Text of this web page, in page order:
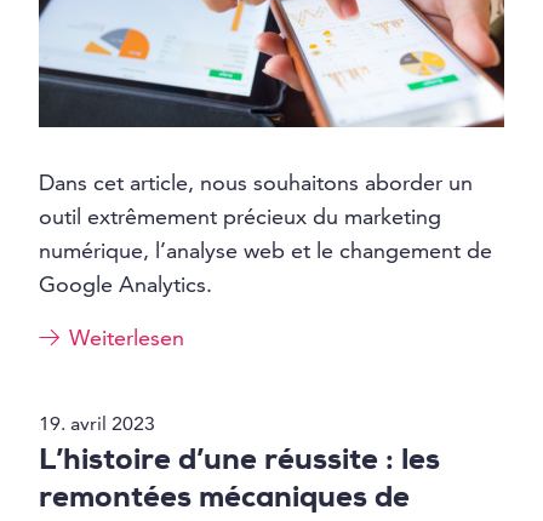
Dans cet article, nous souhaitons aborder un
outil extrêmement précieux du marketing
numérique, l’analyse web et le changement de
Google Analytics.
Weiterlesen
19. avril 2023
L’histoire d’une réussite : les
remontées mécaniques de